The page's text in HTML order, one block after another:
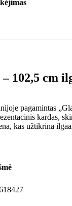
102,5 cm
pagamintas
kardas,
kas užtikrina